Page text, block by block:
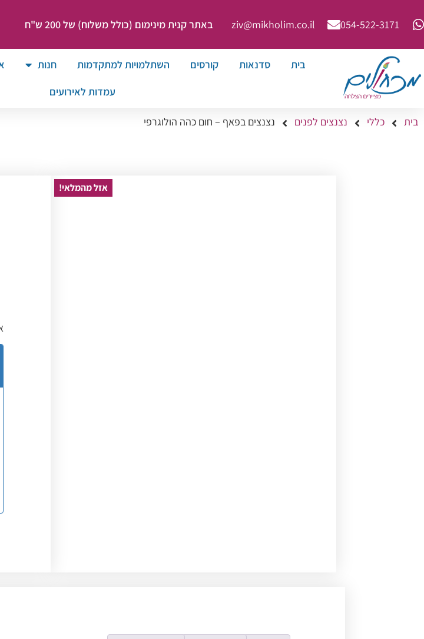
054-522-3171⁩
ziv@mikholim.co.il באתר קנית מינימום (כולל משלוח) של 200 ש"ח
בית סדנאות קורסים השתלמויות למתקדמות חנות
עמדות לאירועים
בית כללי נצנצים לפנים נצנצים בפאף – חום כהה הולוגרפי
אזל מהמלאי!